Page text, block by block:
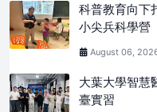
科普教育向下
小尖兵科學營
August 06,
大葉大學智
臺實習